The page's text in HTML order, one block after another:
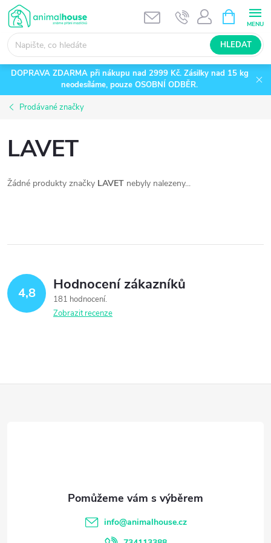
Přejít
na
obsah
HLEDAT
NÁKUPNÍ
KOŠÍK
DOPRAVA ZDARMA při nákupu nad 2999 Kč. Zásilky nad 15 kg
neodesíláme, pouze OSOBNÍ ODBĚR.
Prodávané značky
LAVET
Žádné produkty značky LAVET nebyly nalezeny...
4,8 Hodnocení zákazníků
181 hodnocení
Zobrazit recenze
info@animalhouse.cz